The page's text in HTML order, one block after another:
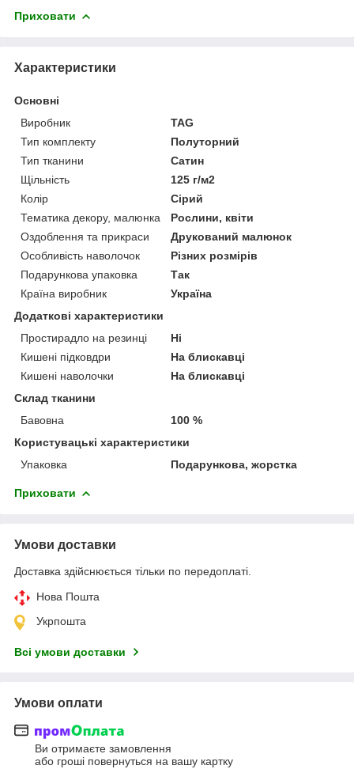
Приховати
Характеристики
Основні
Виробник
TAG
Тип комплекту
Полуторний
Тип тканини
Сатин
Щільність
125 г/м2
Колір
Сірий
Тематика декору, малюнка
Рослини, квіти
Оздоблення та прикраси
Друкований малюнок
Особливість наволочок
Різних розмірів
Подарункова упаковка
Так
Країна виробник
Україна
Додаткові характеристики
Простирадло на резинці
Ні
Кишені підковдри
На блискавці
Кишені наволочки
На блискавці
Склад тканини
Бавовна
100 %
Користувацькі характеристики
Упаковка
Подарункова, жорстка
Приховати
Умови доставки
Доставка здійснюється тільки по передоплаті.
Нова Пошта
Укрпошта
Всі умови доставки
Умови оплати
Ви отримаєте замовлення
або гроші повернуться на вашу картку